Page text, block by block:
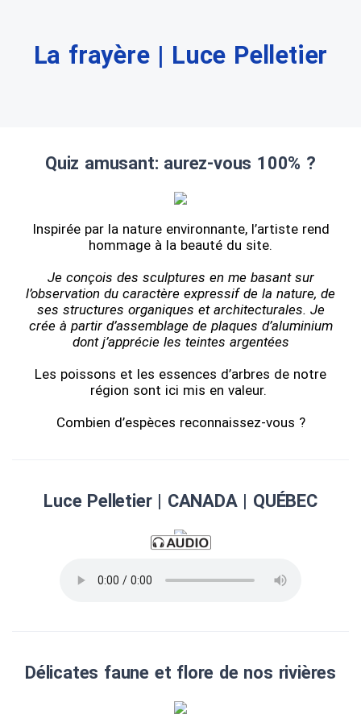
La frayère | Luce Pelletier
Quiz amusant: aurez-vous 100% ?
Inspirée par la nature environnante, l’artiste rend
hommage à la beauté du site.
Je conçois des sculptures en me basant sur
l’observation du caractère expressif de la nature, de
ses structures organiques et architecturales. Je
crée à partir d’assemblage de plaques d’aluminium
dont j’apprécie les teintes argentées
Les poissons et les essences d’arbres de notre
région sont ici mis en valeur.
Combien d’espèces reconnaissez-vous ?
Luce Pelletier | CANADA | QUÉBEC
Délicates faune et flore de nos rivières